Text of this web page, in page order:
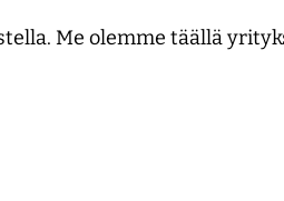
Me olemme täällä